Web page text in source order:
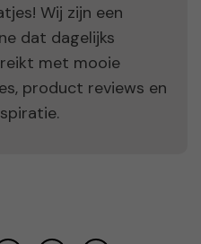
Wij zijn een
dat dagelijks
met mooie
product reviews en